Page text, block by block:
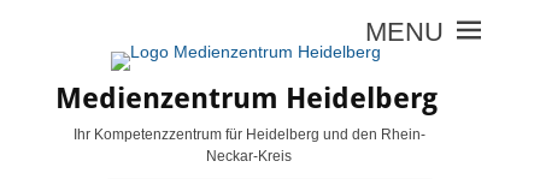
Medienzentrum Heidelberg
Ihr Kompetenzzentrum für Heidelberg und den Rhein-
Neckar-Kreis